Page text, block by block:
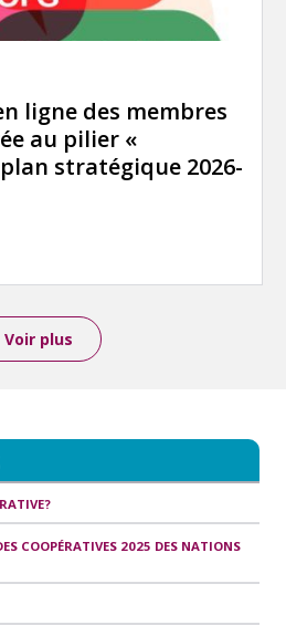
ligne des membres
au pilier «
stratégique 2026-
Voir plus
COOPÉRATIVES 2025 DES NATIONS